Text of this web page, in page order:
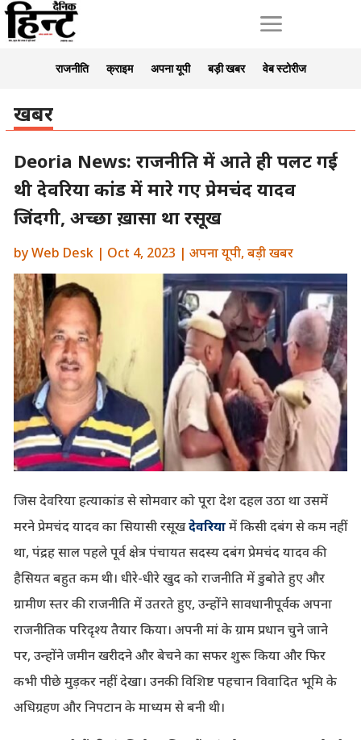
a
राजनीति क्राइम अपना यूपी बड़ी खबर वेब स्टोरीज
खबर
Deoria News: राजनीति में आते ही पलट गई
थी देवरिया कांड में मारे गए प्रेमचंद यादव
जिंदगी, अच्छा ख़ासा था रसूख
byWeb Desk| Oct 4, 2023 | अपना यूपी,बड़ी खबर
जिस देवरिया हत्याकांड से सोमवार को पूरा देश दहल उठा था उसमें
मरने प्रेमचंद यादव का सियासी रसूखदेवरियामें किसी दबंग से कम नहीं
था, पंद्रह साल पहले पूर्व क्षेत्र पंचायत सदस्य दबंग प्रेमचंद यादव की
हैसियत बहुत कम थी। धीरे-धीरे खुद को राजनीति में डुबोते हुए और
ग्रामीण स्तर की राजनीति में उतरते हुए, उन्होंने सावधानीपूर्वक अपना
राजनीतिक परिदृश्य तैयार किया। अपनी मां के ग्राम प्रधान चुने जाने
पर, उन्होंने जमीन खरीदने और बेचने का सफर शुरू किया और फिर
कभी पीछे मुड़कर नहीं देखा। उनकी विशिष्ट पहचान विवादित भूमि के
अधिग्रहण और निपटान के माध्यम से बनी थी।